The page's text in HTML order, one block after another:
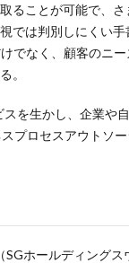
ることが可能で、
では判別しにくい手
でなく、顧客のニ
。
を生かし、企業や
プロセスアウトソ
SGホールディングス